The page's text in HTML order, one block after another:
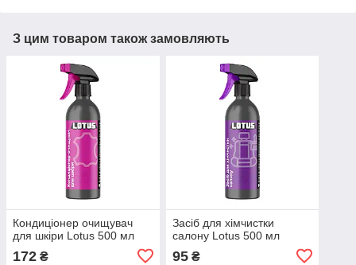
З цим товаром також замовляють
Кондиціонер очищувач
для шкіри Lotus 500 мл
172 ₴
Засіб для хімчистки
салону Lotus 500 мл
95₴